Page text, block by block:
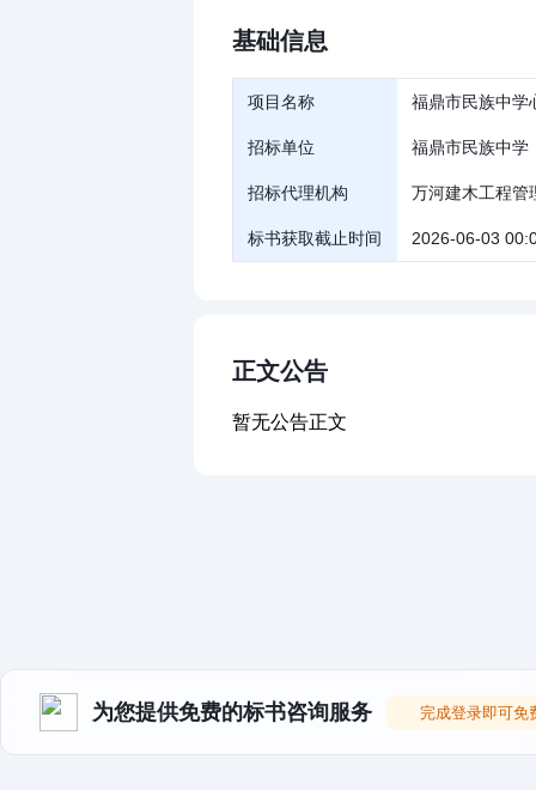
基础信息
项目名称 福鼎市民族中学
招标单位 福鼎市民族中学
招标代理机构 万河建木工程管
标书获取截止时间 2026-06-03
正文公告
暂无公告正文
为您提供免费的标书咨询服务 完成登录即可免